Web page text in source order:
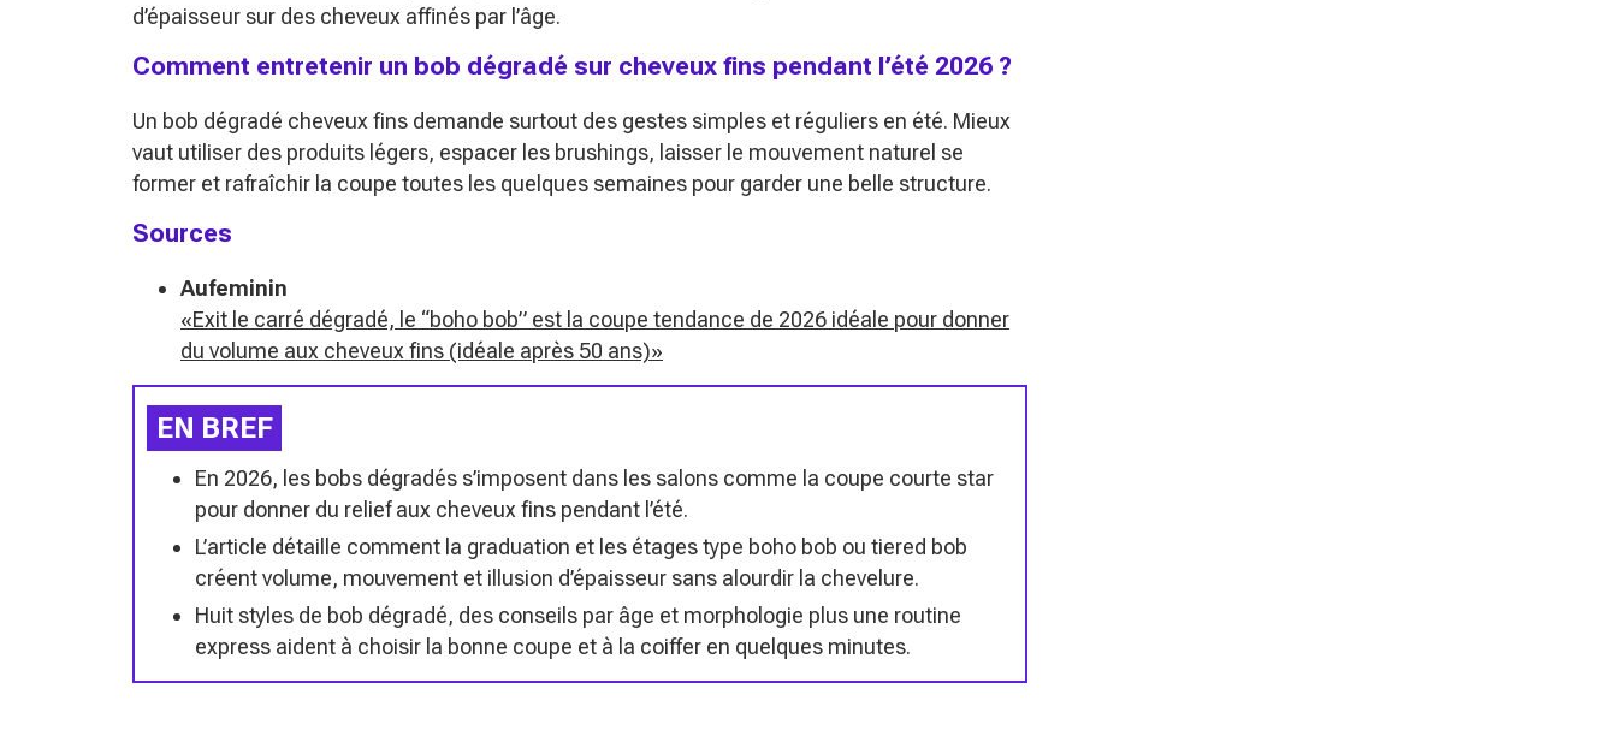
d’épaisseur sur des cheveux affinés par l’âge.
Comment entretenir un bob dégradé sur cheveux fins pendant l’été 2026 ?
Un bob dégradé cheveux fins demande surtout des gestes simples et réguliers en été. Mieux
vaut utiliser des produits légers, espacer les brushings, laisser le mouvement naturel se
former et rafraîchir la coupe toutes les quelques semaines pour garder une belle structure.
Sources
Aufeminin
«Exit le carré dégradé, le “boho bob” est la coupe tendance de 2026 idéale pour donner
du volume aux cheveux fins (idéale après 50 ans)»
EN BREF
En 2026, les bobs dégradés s’imposent dans les salons comme la coupe courte star
pour donner du relief aux cheveux fins pendant l’été.
L’article détaille comment la graduation et les étages type boho bob ou tiered bob
créent volume, mouvement et illusion d’épaisseur sans alourdir la chevelure.
Huit styles de bob dégradé, des conseils par âge et morphologie plus une routine
express aident à choisir la bonne coupe et à la coiffer en quelques minutes.